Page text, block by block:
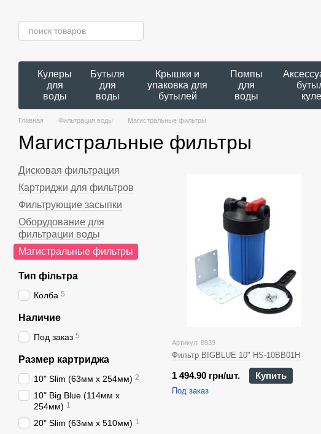
Кулеры
для
воды
Бутыля
для
воды
Крышки и
упаковка для
бутылей
Помпы
для
воды
Главная Фильтрация воды Магистральные фильтры
Магистральные фильтры
Артикул: 8939
Фильтр BIGBLUE 10" HS-10BB01Н
1 494.90 грн/шт. Купить
Под заказ
Дисковая фильтрация
Картриджи для фильтров
Фильтрующие засыпки
Оборудование для
фильтрации воды
Магистральные фильтры
Тип фільтра
Колба 5
Наличие
Под заказ 5
Размер картриджа
10" Slim (63мм x 254мм) 2
10" Big Blue (114мм х
254мм) 1
20" Slim (63мм x 510мм) 1